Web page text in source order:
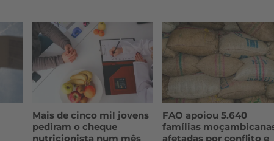
Mais de cinco mil jovens
pediram o cheque
nutricionista num mês
FAO apoiou 5.640
famílias
afetadas por conflito e